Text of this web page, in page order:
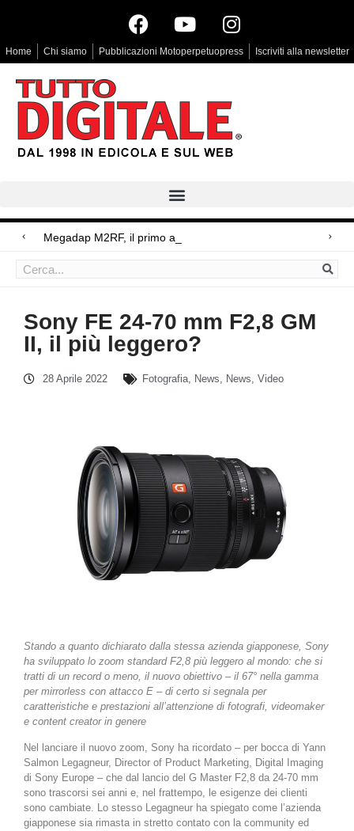
Home Chi siamo Pubblicazioni Motoperpetuopress Iscriviti alla newsletter
Megadap M2RF, il primo adattatore auto
Arri Rental, evoluzioni in arrivo
Sony FE 24-70 mm F2,8 GM
II, il più leggero?
28 Aprile 2022 Fotografia, News, News, Video
Stando a quanto dichiarato dalla stessa azienda giapponese, Sony
ha sviluppato lo zoom standard F2,8 più leggero al mondo: che si
tratti di un record o meno, il nuovo obiettivo – il 67° nella gamma
per mirrorless con attacco E – di certo si segnala per
caratteristiche e prestazioni all’attenzione di fotografi, videomaker
e content creator in genere
Nel lanciare il nuovo zoom, Sony ha ricordato – per bocca di Yann
Salmon Legagneur, Director of Product Marketing, Digital Imaging
di Sony Europe – che dal lancio del G Master F2,8 da 24-70 mm
sono trascorsi sei anni e, nel frattempo, le esigenze dei clienti
sono cambiate. Lo stesso Legagneur ha spiegato come l’azienda
giapponese sia rimasta in stretto contato con la community ed